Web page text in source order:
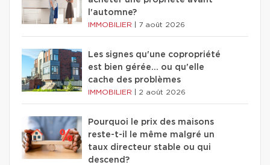
l'automne?
IMMOBILIER 7 août 2026
Les signes qu'une copropriété
est bien gérée… ou qu'elle
cache des problèmes
IMMOBILIER 2 août 2026
Pourquoi le prix des maisons
reste-t-il le même malgré un
taux directeur stable ou qui
descend?